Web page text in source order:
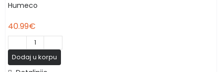
Humeco
40.99€
Humeco
количина
Dodaj u korpu